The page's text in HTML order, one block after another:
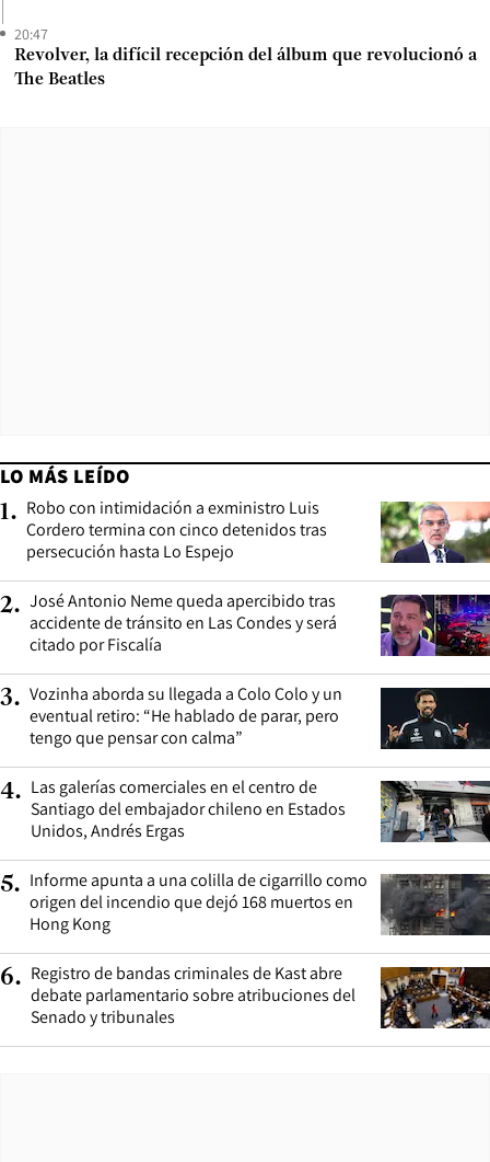
20:47
Revolver, la difícil recepción del álbum que revolucionó a
The Beatles
LO MÁS LEÍDO
1. Robo con intimidación a exministro Luis
Cordero termina con cinco detenidos tras
persecución hasta Lo Espejo
2. José Antonio Neme queda apercibido tras
accidente de tránsito en Las Condes y será
citado por Fiscalía
3. Vozinha aborda su llegada a Colo Colo y un
eventual retiro: “He hablado de parar, pero
tengo que pensar con calma”
4. Las galerías comerciales en el centro de
Santiago del embajador chileno en Estados
Unidos, Andrés Ergas
5. Informe apunta a una colilla de cigarrillo como
origen del incendio que dejó 168 muertos en
Hong Kong
6. Registro de bandas criminales de Kast abre
debate parlamentario sobre atribuciones del
Senado y tribunales